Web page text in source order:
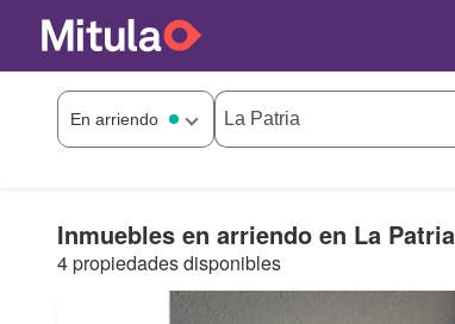
Inmuebles en arriendo en La Patria
4 propiedades disponibles